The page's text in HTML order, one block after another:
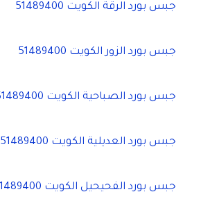
جبس بورد الرقة الكويت 51489400
جبس بورد الزور الكويت 51489400
جبس بورد الصباحية الكويت 51489400
جبس بورد العديلية الكويت 51489400
جبس بورد الفحيحيل الكويت 51489400